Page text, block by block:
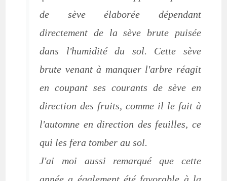
de sève élaborée dépendant
directement de la sève brute puisée
dans l'humidité du sol. Cette sève
brute venant à manquer l'arbre réagit
en coupant ses courants de sève en
direction des fruits, comme il le fait à
l'automne en direction des feuilles, ce
qui les fera tomber au sol.
J'ai moi aussi remarqué que cette